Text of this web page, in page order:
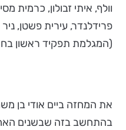
וולף, איתי זבולון, כרמית
פרידלנדר, עירית פשטן,
(המגלמת תפקיד ראשון
את המחזה ביים אודי בן
בהתחשב בזה שבשנים